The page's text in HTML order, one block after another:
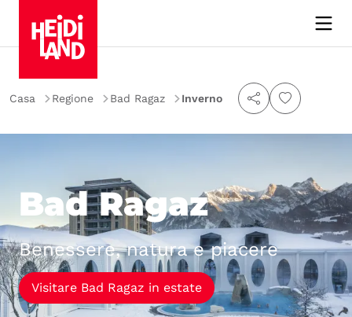
Casa Regione Bad Ragaz Inverno
Bad Ragaz
Benessere, natura e piacere
Visitare Bad Ragaz in estate